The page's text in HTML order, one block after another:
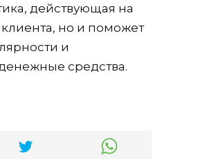
действующая на
но и поможет
и
средства.